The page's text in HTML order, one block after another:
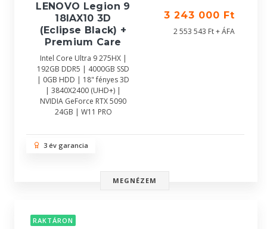
LENOVO Legion 9
18IAX10 3D
(Eclipse Black) +
Premium Care
Intel Core Ultra 9 275HX |
192GB DDR5 | 4000GB SSD
| 0GB HDD | 18" fényes 3D
| 3840X2400 (UHD+) |
NVIDIA GeForce RTX 5090
24GB | W11 PRO
3 243 000 Ft
2 553 543 Ft + ÁFA
3 év garancia
MEGNÉZEM
RAKTÁRON